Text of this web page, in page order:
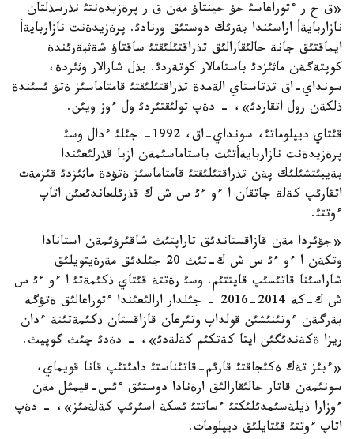
«ق ح ر ءتوراعاسئ حؤ جينتاؤ مةن ق ر پرةزيدةنتئ نذرسذلتان
نازاربايةأ اراسئندا بةرئك دوستئق ورنادئ. پرةزيدةنت نازاربايةأ
ايماقتئق جانة حالئقارالئق تذراقتئلئقتئ ساقتاؤ شةثبةرئندة
كوپتةگةن ماثئزدئ باستامالار كوتةردئ. بذل شارالار وثئردة،
سونداي-اق تذتاستاي الةمدة تذراقتئلئقتئ قامتاماسئز ةتؤ ئسئندة
ذلكةن رول اتقاردئ»، - دةپ تولئقتئردئ ول ءوز ويئن.
قئتاي ديپلوماتئ، سونداي-اق، 1992- جئلئ ءدال وسئ
پرةزيدةنت نازاربايةأتئث باستاماسئمةن ازيا قذرلئعئندا
بةيبئتشئلئك پةن تذراقتئلئقتئ قامتاماسئز ةتؤدة ماثئزدئ قئزمةت
اتقارئپ كةلة جاتقان ا ءو ءئ س ش ك قذرئلعاندئعئن اتاپ
ءوتتئ.
«جؤئردا مةن قازاقستاندئق تاراپتئث شاقئرؤئمةن استانادا
وتكةن ا ءو ءئ س ش ك-تئث 20 جئلدئق مةرةيتويلئق
شاراسئنا قاتئسئپ قايتتئم. وسئ رةتتة قئتاي ذكئمةتئ ا ءو ءئ س
ش ك-كة 2014-2016 - جئلدار ارالئعئندا ءتوراعالئق ةتؤگة
بةرگةن ءوتئنئشئن قولداپ وتئرعان قازاقستان ذكئمةتئنة ءدان
ريزا ةكةندئگئن ايتا كةتكئم كةلةدئ»، - دةدئ چئث گوپيث.
«ءبئز تةك ةكئجاقتئ قارئم-قاتئناستئ دامئتئپ قانا قويماي،
سونئمةن قاتار حالئقارالئق ارةنادا دوستئق ءئس-قيمئل مةن
ءوزارا ذيلةسئمدئلئكتئ ءساتتئ ئسكة اسئرئپ كةلةمئز»، - دةپ
اتاپ ءوتتئ قئتايلئق ديپلومات.